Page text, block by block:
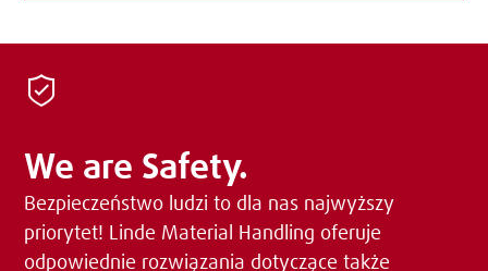
We are Safety.
Bezpieczeństwo ludzi to dla nas najwyższy
priorytet! Linde Material Handling oferuje
odpowiednie rozwiązania dotyczące także